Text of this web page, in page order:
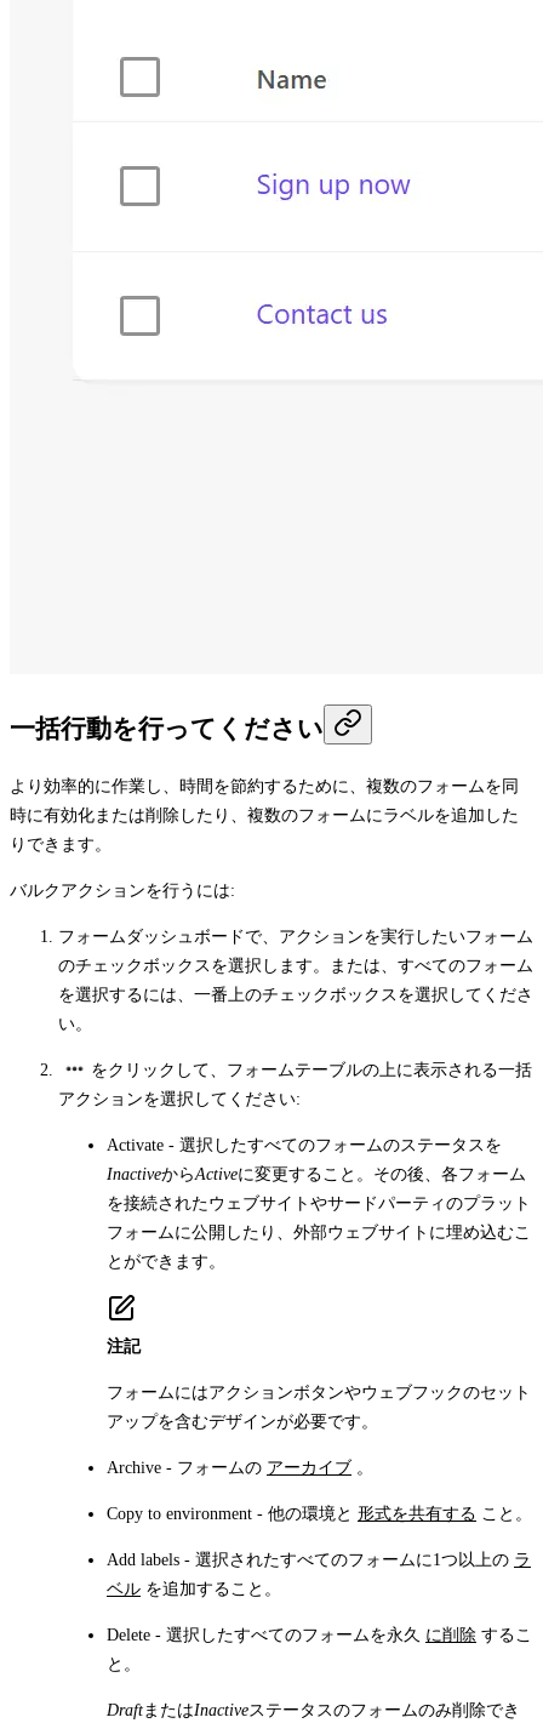
一括行動を行ってください
より効率的に作業し、時間を節約するために、複数のフォームを同
時に有効化または削除したり、複数のフォームにラベルを追加した
りできます。
バルクアクションを行うには:
フォームダッシュボードで、アクションを実行したいフォーム
のチェックボックスを選択します。または、すべてのフォーム
を選択するには、一番上のチェックボックスを選択してくださ
い。
をクリックして、フォームテーブルの上に表示される一括
アクションを選択してください:
Activate - 選択したすべてのフォームのステータスを
InactiveからActiveに変更すること。その後、各フォーム
を接続されたウェブサイトやサードパーティのプラット
フォームに公開したり、外部ウェブサイトに埋め込むこ
とができます。
注記
フォームにはアクションボタンやウェブフックのセット
アップを含むデザインが必要です。
Archive - フォームの アーカイブ 。
Copy to environment - 他の環境と 形式を共有する こと。
Add labels - 選択されたすべてのフォームに1つ以上の ラ
ベル を追加すること。
Delete - 選択したすべてのフォームを永久 に削除 するこ
と。
Draft またはInactiveステータスのフォームのみ削除でき